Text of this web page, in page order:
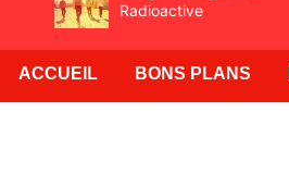
ACCUEIL BONS PLANS
Radioactive